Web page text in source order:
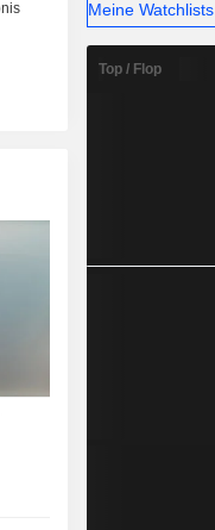
Meine Watchlists
Top / Flop